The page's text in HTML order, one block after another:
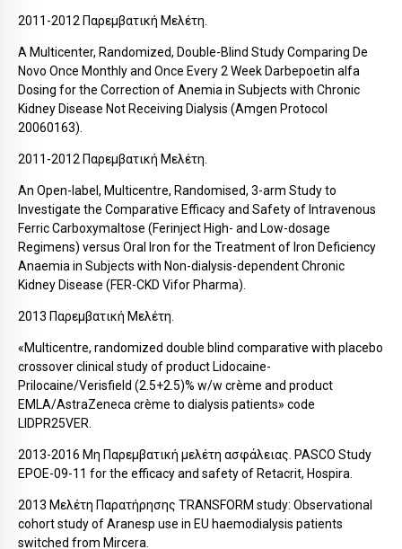
2011-2012 Παρεμβατική Μελέτη.
A Multicenter, Randomized, Double-Blind Study Comparing De
Novo Once Monthly and Once Every 2 Week Darbepoetin alfa
Dosing for the Correction of Anemia in Subjects with Chronic
Kidney Disease Not Receiving Dialysis (Amgen Protocol
20060163).
2011-2012 Παρεμβατική Μελέτη.
An Open-label, Multicentre, Randomised, 3-arm Study to
Investigate the Comparative Efficacy and Safety of Intravenous
Ferric Carboxymaltose (Ferinject High- and Low-dosage
Regimens) versus Oral Iron for the Treatment of Iron Deficiency
Anaemia in Subjects with Non-dialysis-dependent Chronic
Kidney Disease (FER-CKD Vifor Pharma).
2013 Παρεμβατική Μελέτη.
«Multicentre, randomized double blind comparative with placebo
crossover clinical study of product Lidocaine-
Prilocaine/Verisfield (2.5+2.5)% w/w crème and product
EMLA/AstraZeneca crème to dialysis patients» code
LIDPR25VER.
2013-2016 Μη Παρεμβατική μελέτη ασφάλειας. PASCO Study
EPOE-09-11 for the efficacy and safety of Retacrit, Hospira.
2013 Μελέτη Παρατήρησης TRANSFORM study: Observational
cohort study of Aranesp use in EU haemodialysis patients
switched from Mircera.